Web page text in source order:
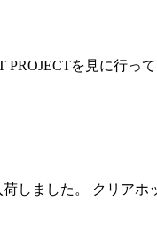
PROJECTを見に行
しました。 クリア